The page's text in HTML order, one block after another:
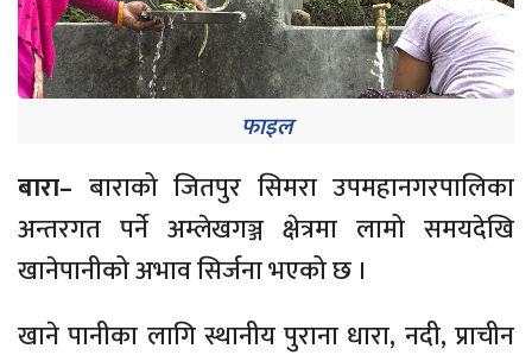
फाइल
बारा– बाराको जितपुर सिमरा उपमहानगरपालिका
अन्तरगत पर्ने अम्लेखगञ्ज क्षेत्रमा लामो समयदेखि
खानेपानीको अभाव सिर्जना भएको छ ।
खाने पानीका लागि स्थानीय पुराना धारा, नदी, प्राचीन